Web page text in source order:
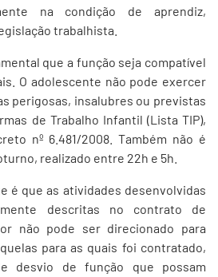
na condição de aprendiz,
trabalhista.
que a função seja compatível
O adolescente não pode exercer
perigosas, insalubres ou previstas
de Trabalho Infantil (Lista TIP),
nº 6.481/2008. Também não é
realizado entre 22h e 5h.
é que as atividades desenvolvidas
descritas no contrato de
não pode ser direcionado para
para as quais foi contratado,
desvio de função que possam